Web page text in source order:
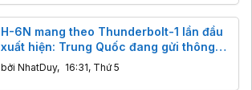
H-6N mang theo Thunderbolt-1 lần đầu
xuất hiện: Trung Quốc đang gửi thông
điệp gì tới các nhóm tàu sân bay?
bởi NhatDuy, 16:31, Thứ 5